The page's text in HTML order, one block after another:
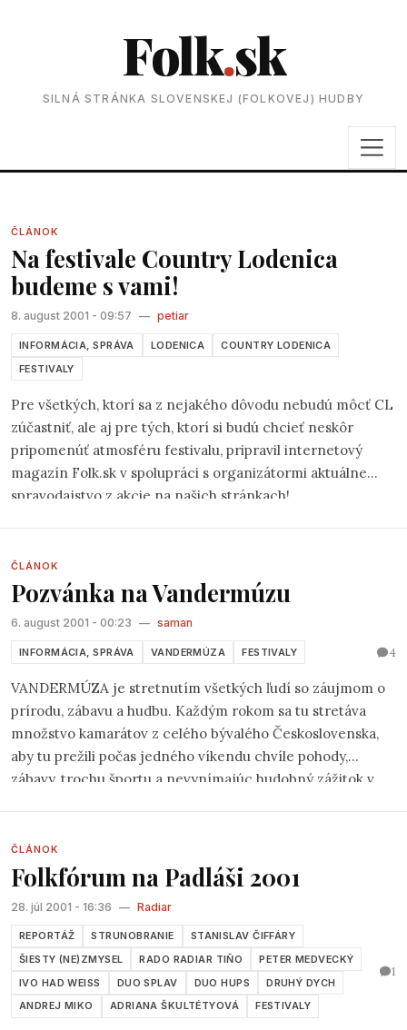
Folk.sk
SILNÁ STRÁNKA SLOVENSKEJ (FOLKOVEJ) HUDBY
ČLÁNOK
Na festivale Country Lodenica
budeme s vami!
8. august 2001 - 09:57 — petiar
INFORMÁCIA, SPRÁVA LODENICA
COUNTRY LODENICA
FESTIVALY
Pre všetkých, ktorí sa z nejakého dôvodu nebudú môcť CL
zúčastniť, ale aj pre tých, ktorí si budú chcieť neskôr
pripomenúť atmosféru festivalu, pripravil internetový
magazín Folk.sk v spolupráci s organizátormi aktuálne
spravodajstvo z akcie na našich stránkach!
ČLÁNOK
Pozvánka na Vandermúzu
6. august 2001 - 00:23 — saman
INFORMÁCIA, SPRÁVA VANDERMÚZA FESTIVALY 4
VANDERMÚZA je stretnutím všetkých ľudí so záujmom o
prírodu, zábavu a hudbu. Každým rokom sa tu stretáva
množstvo kamarátov z celého bývalého Československa,
aby tu prežili počas jedného víkendu chvíle pohody,
zábavy, trochu športu a nevynímajúc hudobný zážitok v
tak možné definovať, ale my chceme VANDERMÚZU
udržať v medziach kamarátstva nepoškvrneného
chamtivosťou doby.
ČLÁNOK
Folkfórum na Padláši 2001
28. júl 2001 - 16:36 — Radiar
REPORTÁŽ STRUNOBRANIE
STANISLAV ČIFFÁRY
ŠIESTY (NE)ZMYSEL
RADO RADIAR TIŇO
PETER MEDVECKÝ
IVO HAD WEISS
DUO SPLAV DUO HUPS
DRUHÝ DYCH
ANDREJ MIKO
ADRIANA ŠKULTÉTYOVÁ FESTIVALY
1